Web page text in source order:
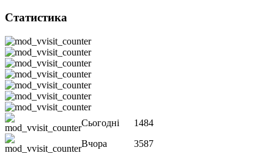
Статистика
Сьогодні
1484
Вчора
3587